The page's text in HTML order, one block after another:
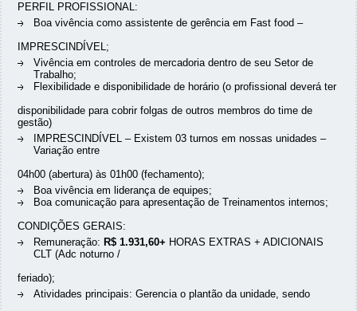
PERFIL PROFISSIONAL:
Boa vivência como assistente de gerência em Fast food –
IMPRESCINDÍVEL;
Vivência em controles de mercadoria dentro de seu Setor de
Trabalho;
Flexibilidade e disponibilidade de horário (o profissional deverá ter
disponibilidade para cobrir folgas de outros membros do time de
gestão)
IMPRESCINDÍVEL – Existem 03 turnos em nossas unidades –
Variação entre
04h00 (abertura) às 01h00 (fechamento);
Boa vivência em liderança de equipes;
Boa comunicação para apresentação de Treinamentos internos;
CONDIÇÕES GERAIS:
Remuneração: R$ 1.931,60+ HORAS EXTRAS + ADICIONAIS
CLT (Adc noturno /
feriado);
Atividades principais: Gerencia o plantão da unidade, sendo